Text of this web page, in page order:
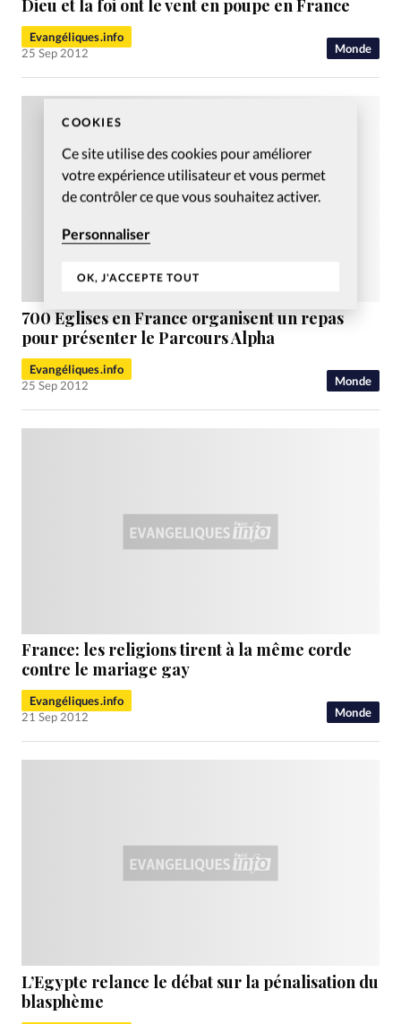
COOKIES
Ce site utilise des cookies pour améliorer
votre expérience utilisateur et vous permet
de contrôler ce que vous souhaitez activer.
Personnaliser
OK, J'ACCEPTE TOUT
Monde
Dieu et la foi ont le vent en poupe en France
Evangéliques.info
25 Sep 2012
Monde
700 Eglises en France organisent un repas
pour présenter le Parcours Alpha
Evangéliques.info
25 Sep 2012
Monde
France: les religions tirent à la même corde
contre le mariage gay
Evangéliques.info
21 Sep 2012
L’Egypte relance le débat sur la pénalisation du
blasphème